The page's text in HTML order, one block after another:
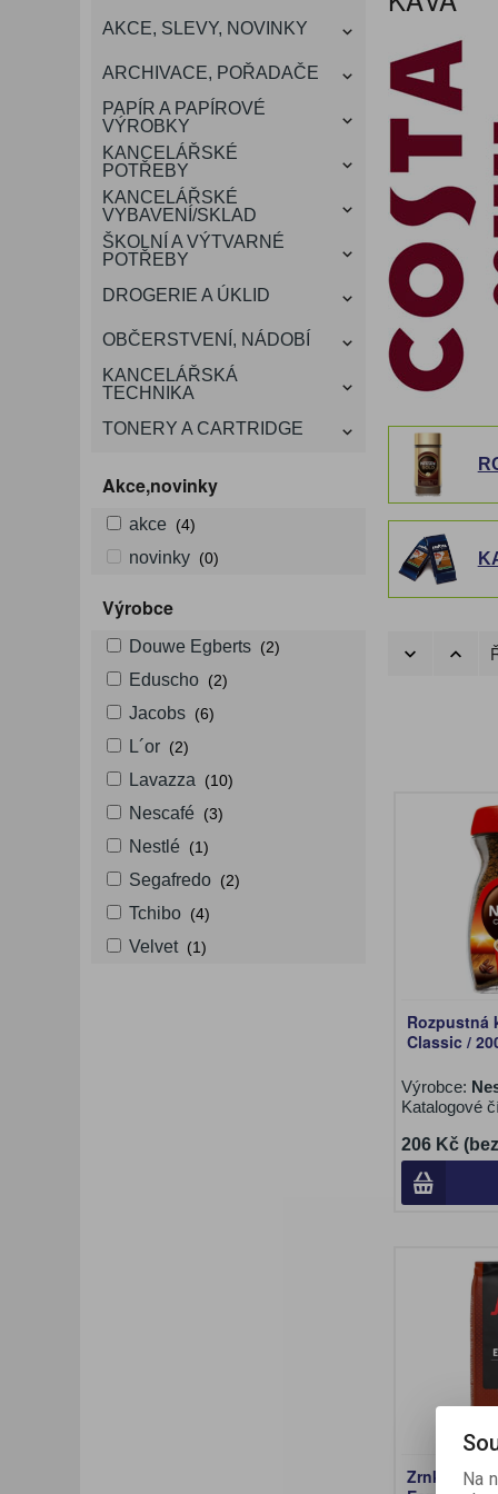
VÁNOCE
DÁRKOVÉ POTŘEBY
SMART DOPLŇKY
ROZDRUŽOVAČE
VIZITKY A JMENOVKY
OBÁLKY
TISKOPISY
KONFERENČNÍ SPISOVKY
NŮŽKY A NOŽE
TAŠKY, KUFRY, AKTOVKY
A OBALY
KANCELÁŘSKÝ
NÁBYTEK
OCHRANNÉ PRACOVNÍ
POMŮCKY
TABULE, NÁSTĚNKY
KRESLENÍ A MALOVÁNÍ
DEZINFEKCE-OCHRANA
PROSTŘEDKY NA PRANÍ
KONVICE A DŽBÁNY
SLADKÉ POTRAVINY
LAMINACE
ŠTÍTKOVAČE
AKCE, SLEVY, NOVINKY
ARCHIVACE, POŘADAČE
PAPÍR A PAPÍROVÉ
VÝROBKY
KANCELÁŘSKÉ
POTŘEBY
KANCELÁŘSKÉ
VYBAVENÍ/SKLAD
ŠKOLNÍ A VÝTVARNÉ
POTŘEBY
DROGERIE A ÚKLID
OBČERSTVENÍ, NÁDOBÍ
KANCELÁŘSKÁ
TECHNIKA
TONERY A CARTRIDGE
Akce,novinky
akce (4)
novinky (0)
Výrobce
Douwe Egberts (2)
Eduscho (2)
Jacobs (6)
L´or (2)
Lavazza (10)
Nescafé (3)
Nestlé (1)
Segafredo (2)
Tchibo (4)
Velvet (1)
Rozpustná
Classic /
Výrobce:
Katalogové
206 Kč
ZrnkováNa